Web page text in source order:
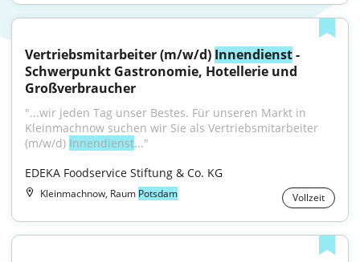
Vertriebsmitarbeiter (m/w/d) Innendienst -
Schwerpunkt Gastronomie, Hotellerie und
Großverbraucher
"...wir jeden Tag unser Bestes. Für unseren Markt in
Kleinmachnow suchen wir Sie als Vertriebsmitarbeiter
(m/w/d) Innendienst..."
EDEKA Foodservice Stiftung & Co. KG
Kleinmachnow, Raum Potsdam Vollzeit